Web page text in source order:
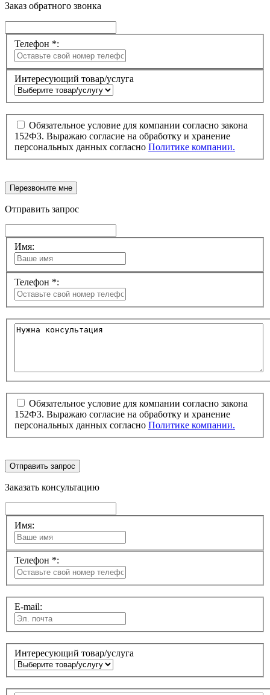
Заказ обратного звонка
Телефон *:
Интересующий товар/услуга
Обязательное условие для компании согласно закона
152ФЗ. Выражаю согласие на обработку и хранение
персональных данных согласно Политике компании.
Перезвоните мне
Отправить запрос
Имя:
Телефон *:
Обязательное условие для компании согласно закона
152ФЗ. Выражаю согласие на обработку и хранение
персональных данных согласно Политике компании.
Отправить запрос
Заказать консультацию
Имя:
Телефон *:
E-mail:
Интересующий товар/услуга